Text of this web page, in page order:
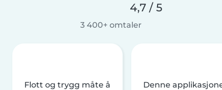
4,7 / 5
3 400+ omtaler
Flott og trygg måte å
Denne